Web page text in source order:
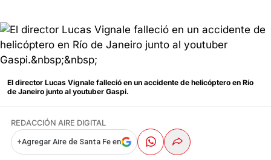
El director Lucas Vignale falleció en un accidente de helicóptero en Río
de Janeiro junto al youtuber Gaspi.
REDACCIÓN AIRE DIGITAL
+Agregar Aire de Santa Fe en